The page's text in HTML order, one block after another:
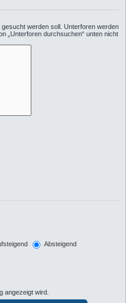
werden soll. Unterforen werden
„Unterforen durchsuchen“ unten nicht
Absteigend
angezeigt wird.